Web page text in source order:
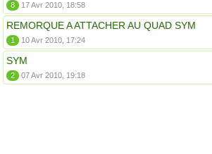
8 17 Avr 2010, 18:58
REMORQUE A ATTACHER AU QUAD SYM
1 10 Avr 2010, 17:24
SYM
2 07 Avr 2010, 19:18